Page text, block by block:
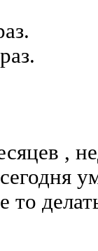
,
то